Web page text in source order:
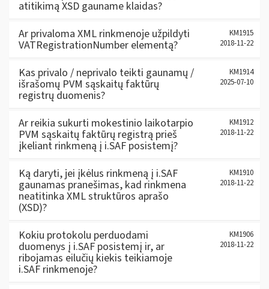
atitikimą XSD gauname klaidas?
Ar privaloma XML rinkmenoje užpildyti
VATRegistrationNumber elementą?
KM1915
2018-11-22
Kas privalo / neprivalo teikti gaunamų /
išrašomų PVM sąskaitų faktūrų
registrų duomenis?
KM1914
2025-07-10
Ar reikia sukurti mokestinio laikotarpio
PVM sąskaitų faktūrų registrą prieš
įkeliant rinkmeną į i.SAF posistemį?
KM1912
2018-11-22
Ką daryti, jei įkėlus rinkmeną į i.SAF
gaunamas pranešimas, kad rinkmena
neatitinka XML struktūros aprašo
(XSD)?
KM1910
2018-11-22
Kokiu protokolu perduodami
duomenys į i.SAF posistemį ir, ar
ribojamas eilučių kiekis teikiamoje
i.SAF rinkmenoje?
KM1906
2018-11-22